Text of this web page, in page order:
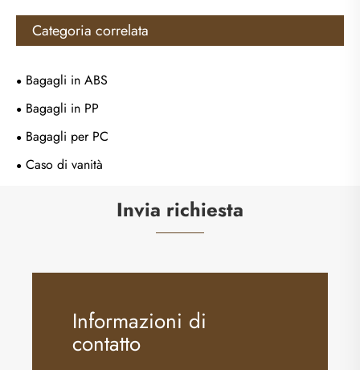
Categoria correlata
Bagagli in ABS
Bagagli in PP
Bagagli per PC
Caso di vanità
Invia richiesta
Informazioni di
contatto